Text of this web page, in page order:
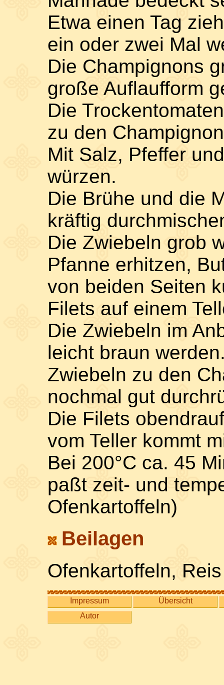
Etwa einen Tag
ein oder zwei Mal
Die Champignons
große Auflaufform
Die
zu den
Mit Salz, Pfeffer
würzen.
Die Brühe und die
kräftig
Die Zwiebeln grob
Pfanne erhitzen,
von beiden Seiten
Filets auf einem
Die Zwiebeln im
leicht braun
Zwiebeln zu den
nochmal gut
Die Filets
vom Teller kommt
Bei 200°C ca. 45
paßt zeit- und
Ofenkartoffeln)
Beilagen
Ofenkartoffeln, Reis
Impressum
Übersicht
Autor